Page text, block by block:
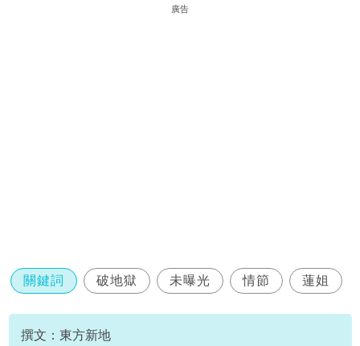
廣告
關鍵詞 破地獄 未曝光 情節 蓮姐
撰文：東方新地